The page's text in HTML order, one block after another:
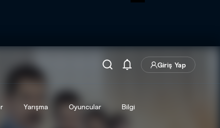
Giriş Yap
Yarışma Oyuncular Bilgi